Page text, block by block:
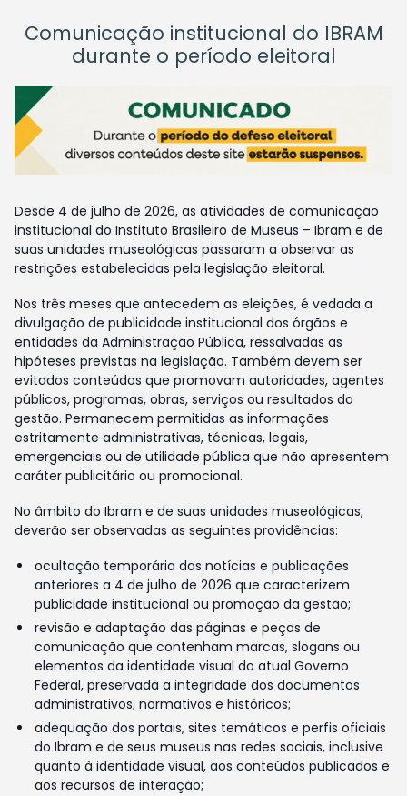
Comunicação institucional do IBRAM
durante o período eleitoral
Desde 4 de julho de 2026, as atividades de comunicação
institucional do Instituto Brasileiro de Museus – Ibram e de
suas unidades museológicas passaram a observar as
restrições estabelecidas pela legislação eleitoral.
Nos três meses que antecedem as eleições, é vedada a
divulgação de publicidade institucional dos órgãos e
entidades da Administração Pública, ressalvadas as
hipóteses previstas na legislação. Também devem ser
evitados conteúdos que promovam autoridades, agentes
públicos, programas, obras, serviços ou resultados da
gestão. Permanecem permitidas as informações
estritamente administrativas, técnicas, legais,
emergenciais ou de utilidade pública que não apresentem
caráter publicitário ou promocional.
No âmbito do Ibram e de suas unidades museológicas,
deverão ser observadas as seguintes providências:
ocultação temporária das notícias e publicações
anteriores a 4 de julho de 2026 que caracterizem
publicidade institucional ou promoção da gestão;
revisão e adaptação das páginas e peças de
comunicação que contenham marcas, slogans ou
elementos da identidade visual do atual Governo
Federal, preservada a integridade dos documentos
administrativos, normativos e históricos;
adequação dos portais, sites temáticos e perfis oficiais
do Ibram e de seus museus nas redes sociais, inclusive
quanto à identidade visual, aos conteúdos publicados e
aos recursos de interação;